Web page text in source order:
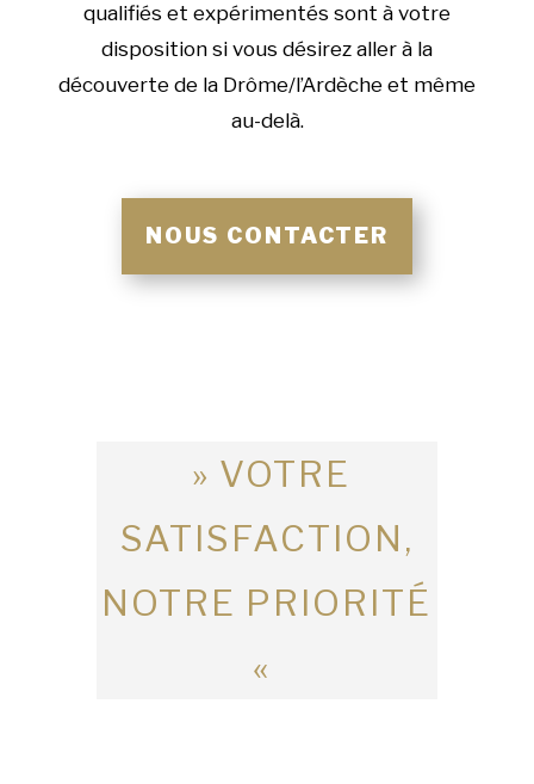
qualifiés et expérimentés sont à votre
disposition si vous désirez aller à la
découverte de la Drôme/l’Ardèche et même
au-delà.
NOUS CONTACTER
» VOTRE
SATISFACTION,
NOTRE PRIORITÉ
«